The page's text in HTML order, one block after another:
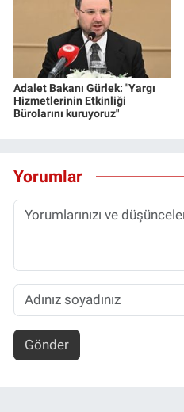
Adalet Bakanı Gürlek: "Yargı
Hizmetlerinin Etkinliği
Bürolarını kuruyoruz"
Yorumlar
Gönder